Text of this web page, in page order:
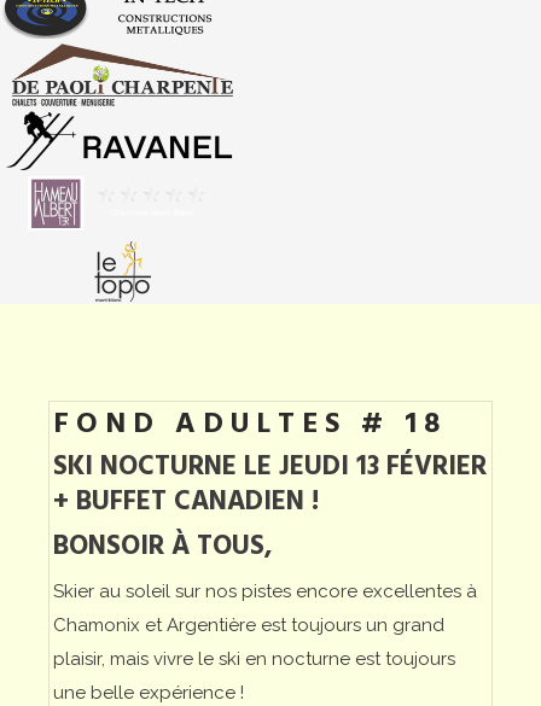
FOND ADULTES # 18
SKI NOCTURNE LE JEUDI 13 FÉVRIER
+ BUFFET CANADIEN !
BONSOIR À TOUS,
Skier au soleil sur nos pistes encore excellentes à
Chamonix et Argentière est toujours un grand
plaisir, mais vivre le ski en nocturne est toujours
une belle expérience !